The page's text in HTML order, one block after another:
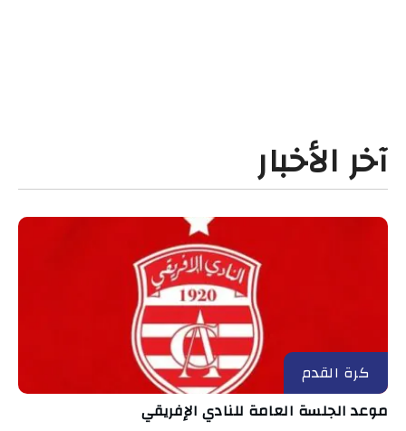
آخر الأخبار
كرة القدم
موعد الجلسة العامة للنادي الإفريقي